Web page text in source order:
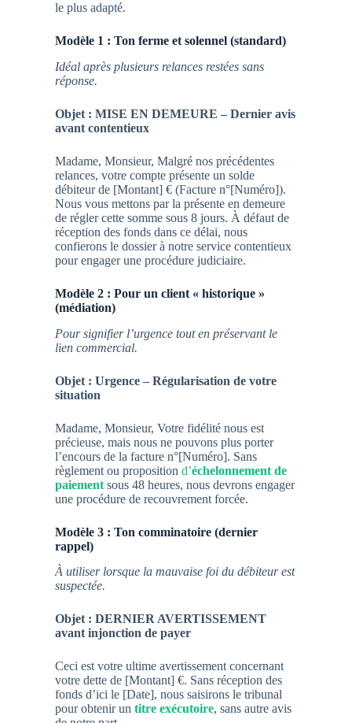
le plus adapté.
Modèle 1 : Ton ferme et solennel (standard)
Idéal après plusieurs relances restées sans
réponse.
Objet : MISE EN DEMEURE – Dernier avis
avant contentieux
Madame, Monsieur, Malgré nos précédentes
relances, votre compte présente un solde
débiteur de [Montant] € (Facture n°[Numéro]).
Nous vous mettons par la présente en demeure
de régler cette somme sous 8 jours. À défaut de
réception des fonds dans ce délai, nous
confierons le dossier à notre service contentieux
pour engager une procédure judiciaire.
Modèle 2 : Pour un client « historique »
(médiation)
Pour signifier l’urgence tout en préservant le
lien commercial.
Objet : Urgence – Régularisation de votre
situation
Madame, Monsieur, Votre fidélité nous est
précieuse, mais nous ne pouvons plus porter
l’encours de la facture n°[Numéro]. Sans
règlement ou proposition d’échelonnement de
paiement sous 48 heures, nous devrons engager
une procédure de recouvrement forcée.
Modèle 3 : Ton comminatoire (dernier
rappel)
À utiliser lorsque la mauvaise foi du débiteur est
suspectée.
Objet : DERNIER AVERTISSEMENT
avant injonction de payer
Ceci est votre ultime avertissement concernant
votre dette de [Montant] €. Sans réception des
fonds d’ici le [Date], nous saisirons le tribunal
pour obtenir un titre exécutoire, sans autre avis